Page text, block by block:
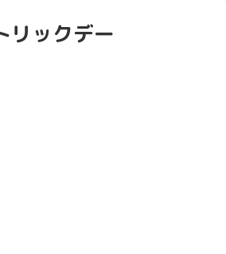
リックデー